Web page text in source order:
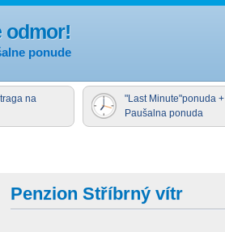
odmor!
ponude
na
"Last Minute"ponuda +
Paušalna ponuda
Penzion Stříbrný vítr